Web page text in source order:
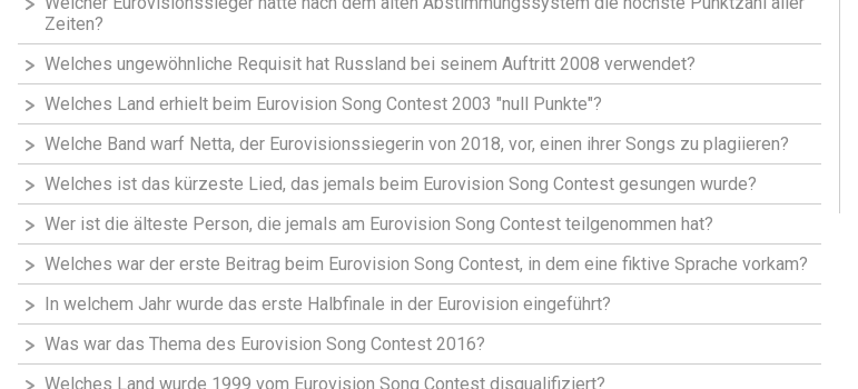
Zeiten?
Welches ungewöhnliche Requisit hat Russland bei seinem Auftritt 2008 verwendet?
Welches Land erhielt beim Eurovision Song Contest 2003 "null Punkte"?
Welche Band warf Netta, der Eurovisionssiegerin von 2018, vor, einen ihrer Songs zu plagiieren?
Welches ist das kürzeste Lied, das jemals beim Eurovision Song Contest gesungen wurde?
Wer ist die älteste Person, die jemals am Eurovision Song Contest teilgenommen hat?
Welches war der erste Beitrag beim Eurovision Song Contest, in dem eine fiktive Sprache vorkam?
In welchem Jahr wurde das erste Halbfinale in der Eurovision eingeführt?
Was war das Thema des Eurovision Song Contest 2016?
Welches Land wurde 1999 vom Eurovision Song Contest disqualifiziert?